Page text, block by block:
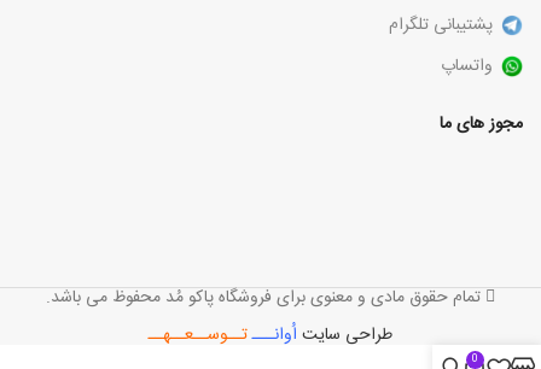
پشتیبانی تلگرام
واتساپ
مجوز های ما
تمام حقوق مادی و معنوی برای فروشگاه پاکو مُد محفوظ می باشد.
طراحی سایت اُوانـــتــوســعــهــ
0